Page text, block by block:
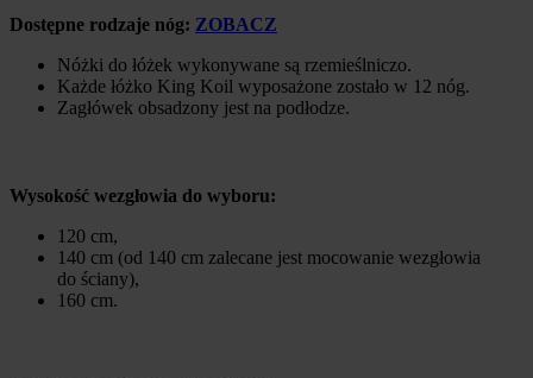
Dostępne rodzaje nóg: ZOBACZ
Nóżki do łóżek wykonywane są rzemieślniczo.
Każde łóżko King Koil wyposażone zostało w 12 nóg.
Zagłówek obsadzony jest na podłodze.
Wysokość wezgłowia do wyboru:
120 cm,
140 cm (od 140 cm zalecane jest mocowanie wezgłowia
do ściany),
160 cm.